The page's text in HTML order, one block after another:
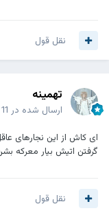
نقل قول
تهمینه
ارسال شده در 11 آبان، 2022
ای کاش از این نجارهای
گرفتن اتیش بیار معرکه
نقل قول